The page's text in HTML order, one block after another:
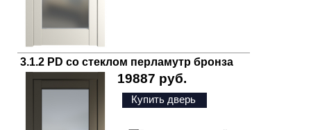
3.1.2 PD со стеклом перламутр бронза
19887 руб.
Купить дверь